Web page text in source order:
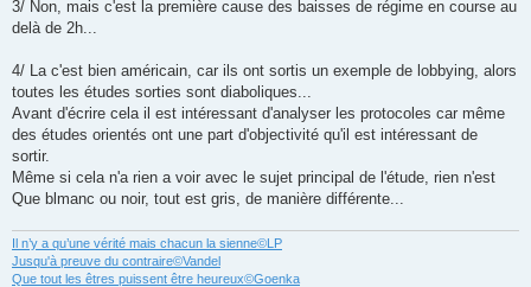
3/ Non, mais c'est la première cause des baisses de régime en course au
delà de 2h...
4/ La c'est bien américain, car ils ont sortis un exemple de lobbying, alors
toutes les études sorties sont diaboliques...
Avant d'écrire cela il est intéressant d'analyser les protocoles car même
des études orientés ont une part d'objectivité qu'il est intéressant de
sortir.
Même si cela n'a rien a voir avec le sujet principal de l'étude, rien n'est
Que blmanc ou noir, tout est gris, de manière différente...
Il n’y a qu’une vérité mais chacun la sienne©LP
Jusqu'à preuve du contraire©Vandel
Que tout les êtres puissent être heureux©Goenka